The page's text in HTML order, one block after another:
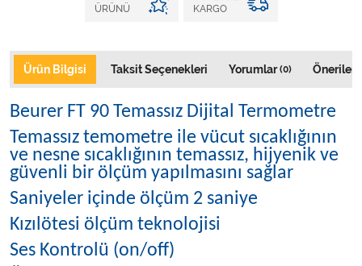
ÜRÜNÜ
KARGO
Ürün Bilgisi Taksit Seçenekleri Yorumlar(0)
Beurer FT 90 Temassız Dijital Termometre
Temassız temometre ile vücut sıcaklığının
ve nesne sıcaklığının temassız, hijyenik ve
güvenli bir ölçüm yapılmasını sağlar
Saniyeler içinde ölçüm 2 saniye
Kızılötesi ölçüm teknolojisi
Ses Kontrolü (on/off)